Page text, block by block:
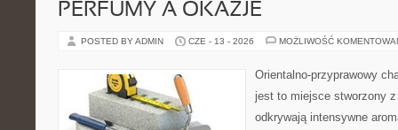
PERFUMY A OKAZJE
POSTED BY ADMIN CZE - 13 - 2026 MOŻLIWOŚĆ
Orientalno-przyprawowy
jest to miejsce stworzony
odkrywają intensywne